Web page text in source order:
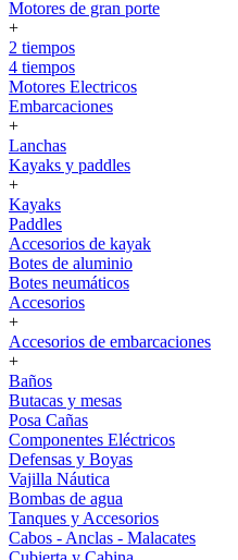
Motores de gran porte
+
2 tiempos
4 tiempos
Motores Electricos
Embarcaciones
+
Lanchas
Kayaks y paddles
+
Kayaks
Paddles
Accesorios de kayak
Botes de aluminio
Botes neumáticos
Accesorios
+
Accesorios de embarcaciones
+
Baños
Butacas y mesas
Posa Cañas
Componentes Eléctricos
Defensas y Boyas
Vajilla Náutica
Bombas de agua
Tanques y Accesorios
Cabos - Anclas - Malacates